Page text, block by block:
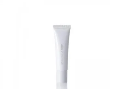
ャーにも大活躍してくれます。*1
シリカ、セルロース、窒化ホウ素配
合＝セミマット肌を叶える球状と板
状の粉体*2 シリカ6種類、セルロー
ス*3 シリカ配合＝皮脂を吸着する
とで粉体同士が凝集し、膜の強度が
アップ。こすれへの耐性も強く、
UVカット効果の低下を予防しま
す。それでいて、肌にスルスルのび
毎日使いたくなる極上のつけごこ